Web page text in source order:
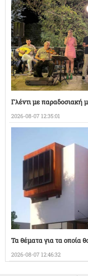
Γλέντι με παραδοσιακή
2026-08-07 12:35:01
Τα θέματα για τα οποία
2026-08-07 12:46:32